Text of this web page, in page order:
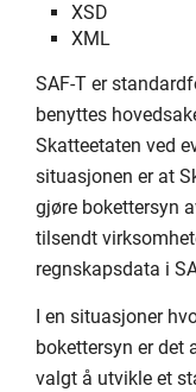
XSD
XML
SAF-T er
benyttes
Skatteetaten ved
situasjonen er at
gjøre bokettersyn
tilsendt
regnskapsdata i
I en situasjoner
bokettersyn er det
valgt å utvikle et